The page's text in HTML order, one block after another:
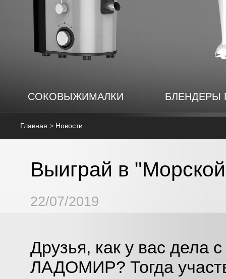
СОКОВЫЖИМАЛКИ БЛЕНДЕРЫ
Главная > Новости
Выиграй в
22/07/2019
Друзья, как у вас дела
ЛАДОМИР? Тогда